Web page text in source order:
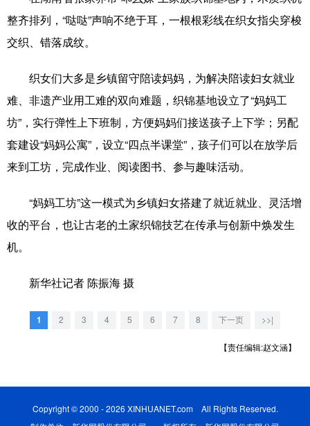
山东 河南 湖北 湖南
广东 广西 海南 重庆
陕西 甘肃 青海 宁夏
多语种频道
English Español Français عربى
한국어
整齐排列，“哒哒”声响不绝于耳，一根根彩线在织女指尖穿梭
交织、错落成纹。
织女们大多是乡镇留守陪读妈妈，为解决陪读妇女就业
难、非遗产业用工难的双向难题，织锦基地设立了“妈妈工
坊”，实行弹性上下班制，方便妈妈们接送孩子上下学；另配
套建设“妈妈公寓”，设立“四点半课堂”，孩子们可以在放学后
来到工坊，完成作业、阅读图书、参与趣味活动。
“妈妈工坊”这一模式为乡镇妇女搭建了就近就业、灵活增
收的平台，也让古老的土家织锦技艺在传承与创新中焕发生
机。
新华社记者 陈振海 摄
1 2 3 4 5 6 7 8 下一页 >>|
【责任编辑:赵文涵】
Copyright © 2000 - 2026 XINHUANET.com All Rights Reserved.